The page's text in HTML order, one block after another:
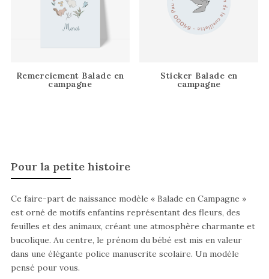
Remerciement Balade en
campagne
Sticker Balade en
campagne
Pour la petite histoire
Ce faire-part de naissance modèle « Balade en Campagne »
est orné de motifs enfantins représentant des fleurs, des
feuilles et des animaux, créant une atmosphère charmante et
bucolique. Au centre, le prénom du bébé est mis en valeur
dans une élégante police manuscrite scolaire. Un modèle
pensé pour vous.